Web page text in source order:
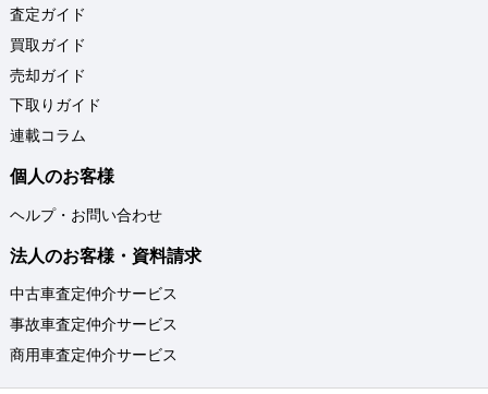
査定ガイド
買取ガイド
売却ガイド
下取りガイド
連載コラム
個人のお客様
ヘルプ・お問い合わせ
法人のお客様・資料請求
中古車査定仲介サービス
事故車査定仲介サービス
商用車査定仲介サービス